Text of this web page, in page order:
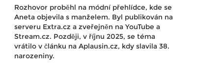
Rozhovor proběhl na módní přehlídce, kde se
Aneta objevila s manželem. Byl publikován na
serveru Extra.cz a zveřejněn na YouTube a
Stream.cz. Později, v říjnu 2025, se téma
vrátilo v článku na Aplausin.cz, kdy slavila 38.
narozeniny.